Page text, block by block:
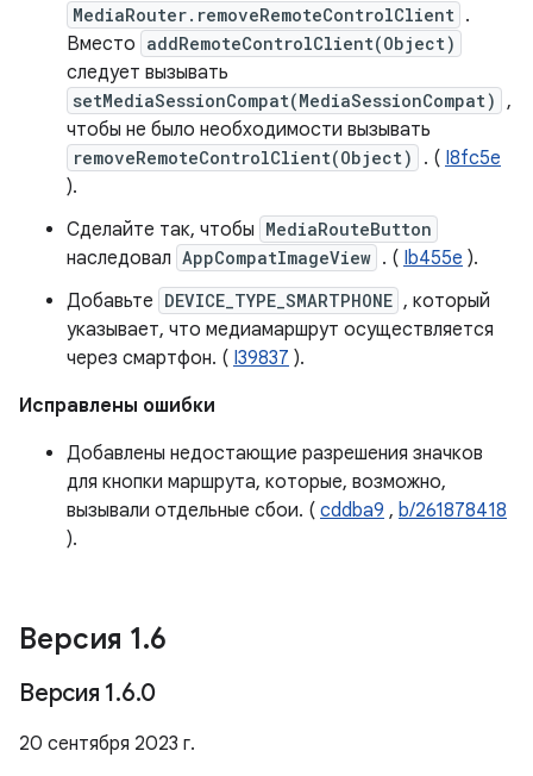
MediaRouter.removeRemoteControlClient .
Вместо addRemoteControlClient(Object)
следует вызывать
setMediaSessionCompat(MediaSessionCompat) ,
чтобы не было необходимости вызывать
removeRemoteControlClient(Object) . ( I8fc5e
).
Сделайте так, чтобы MediaRouteButton
наследовал AppCompatImageView . ( Ib455e ).
Добавьте DEVICE_TYPE_SMARTPHONE , который
указывает, что медиамаршрут осуществляется
через смартфон. ( I39837 ).
Исправлены ошибки
Добавлены недостающие разрешения значков
для кнопки маршрута, которые, возможно,
вызывали отдельные сбои. ( cddba9 , b/261878418
).
Версия 1.6
Версия 1.6.0
20 сентября 2023 г.